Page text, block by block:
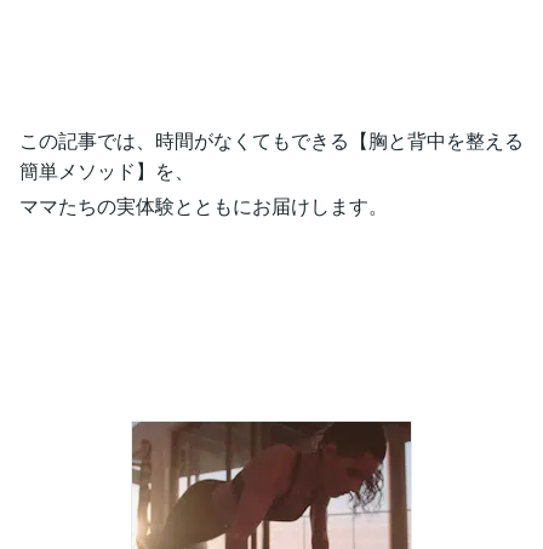
この記事では、時間がなくてもできる【胸と背中を整える
簡単メソッド】を、
ママたちの実体験とともにお届けします。